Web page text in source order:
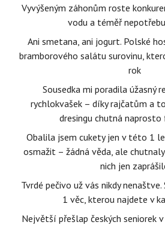
Vyvýšeným záhonům roste
vodu a téměř
Ani smetana, ani jogurt. Polské
bramborového salátu surovinu,
rok
Sousedka mi poradila úžasný
rychlokvašek – díky rajčatům a
dresingu chutná
Obalila jsem cukety jen v této 1
osmažit – žádná věda, ale
nich jen
Tvrdé pečivo už vás nikdy
1 věc, kterou najdete v
Největší přešlap českých seniorek